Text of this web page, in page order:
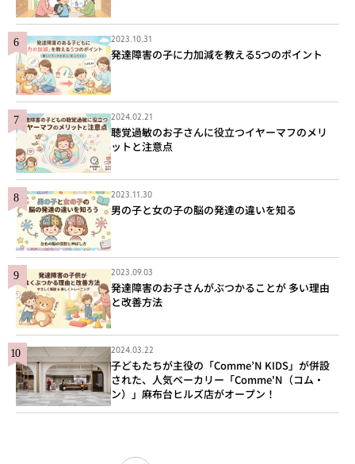
2023.10.31
発達障害の子に力加減を教える5つのポイント
2024.02.21
聴覚過敏のお子さんに役立つイヤーマフのメリ
ットと注意点
2023.11.30
男の子と女の子の脳の発達の違いを知る
2023.09.03
発達障害のお子さんがぶつかることが 多い理由
と改善方法
2024.03.22
子どもたちが主役の「Comme’N KIDS」が併設
された、人気ベーカリー「Comme'N（コム・
ン）」麻布台ヒルズ店がオープン！